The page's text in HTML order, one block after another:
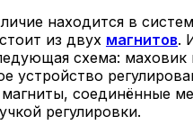
находится в
из двух магнитов.
схема: маховик
устройство
магниты, соединённые
регулировки.